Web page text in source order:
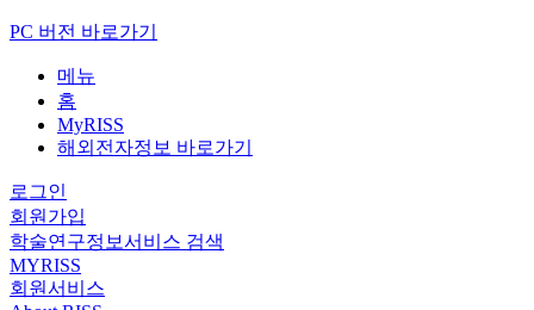
PC 버전 바로가기
메뉴
홈
MyRISS
해외전자정보 바로가기
로그인
회원가입
학술연구정보서비스 검색
MYRISS
회원서비스